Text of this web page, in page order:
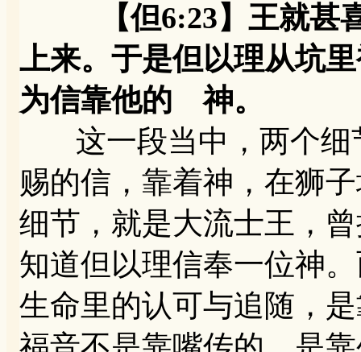
【但6:23】王就甚喜
上来。于是但以理从坑
为信靠他的 神。
这一段当中，两个细
赐的信，靠着神，在狮
细节，就是大流士王，
知道但以理信奉一位神
生命里的认可与追随，